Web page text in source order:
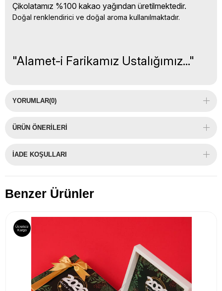
Çikolatamız %100 kakao yağından üretilmektedir.
Doğal renklendirici ve doğal aroma kullanılmaktadır.
"Alamet-i Farikamız Ustalığımız..."
YORUMLAR(0)
ÜRÜN ÖNERILERI
İADE KOŞULLARI
Benzer Ürünler
Ücretsiz
Kargo